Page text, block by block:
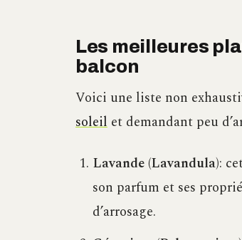
Les meilleures
balcon
Voici une liste non
soleil et demandant peu
Lavande (Lavandula):
son parfum et ses
d’arrosage.